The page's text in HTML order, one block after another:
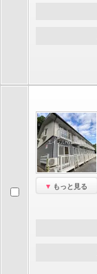
もっと見る